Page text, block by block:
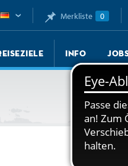
Merkliste 0
Info